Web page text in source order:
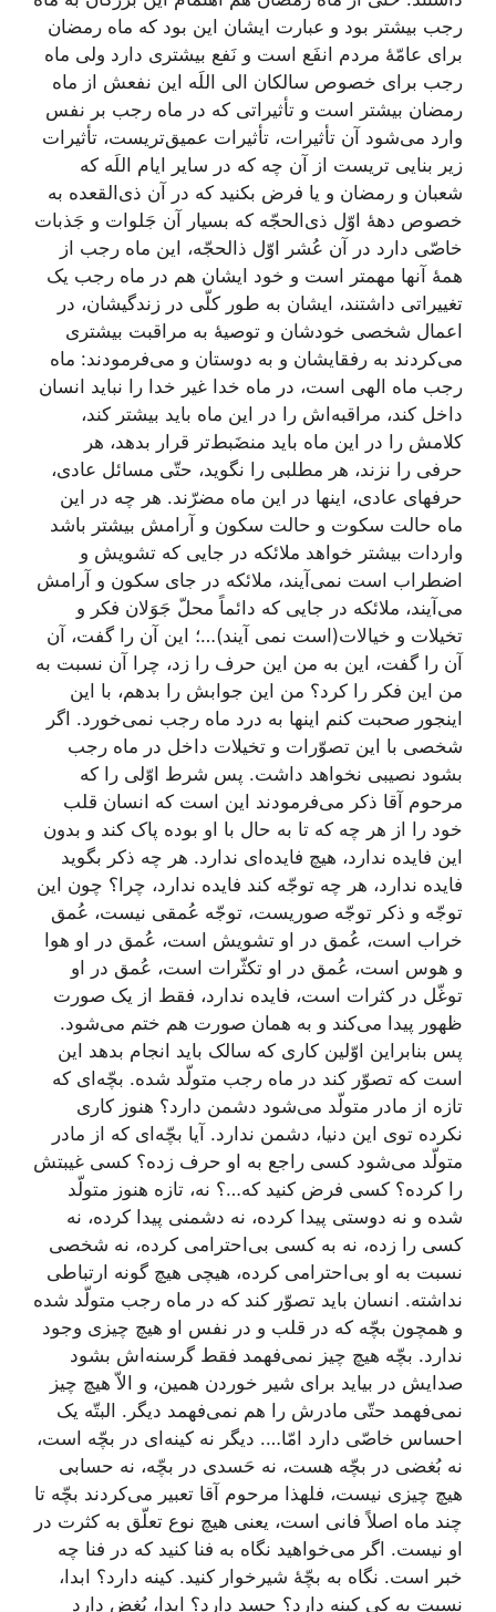
رجب بیشتر بود و عبارت ایشان این بود که ماه رمضان
برای عامّۀ مردم انفَع است و نَفع بیشتری دارد ولی ماه
رجب برای خصوص سالکان الی اللَه این نفعش از ماه
رمضان بیشتر است و تأثیراتی که در ماه رجب بر نفس
وارد می‌شود آن تأثیرات، تأثیرات عمیق‌تریست، تأثیرات
زیر بنایی تریست از آن چه که در سایر ایام اللَه که
شعبان و رمضان و یا فرض بکنید که در آن ذی‌القعده به
خصوص دهۀ اوّل ذی‌الحجّه که بسیار آن جَلوات و جَذبات
خاصّی دارد در آن عُشر اوّل ذالحجّه، این ماه رجب از
همۀ آنها مهمتر است و خود ایشان هم در ماه رجب یک
تغییراتی داشتند، ایشان به طور کلّی در زندگیشان، در
اعمال شخصی خودشان و توصیۀ به مراقبت بیشتری
می‌کردند به رفقایشان و به دوستان و می‌فرمودند: ماه
رجب ماه الهی است، در ماه خدا غیر خدا را نباید انسان
داخل کند، مراقبه‌اش را در این ماه باید بیشتر کند،
کلامش را در این ماه باید منضَبط‌تر قرار بدهد، هر
حرفی را نزند، هر مطلبی را نگوید، حتّی مسائل عادی،
حرفهای عادی، اینها در این ماه مضرّند. هر چه در این
ماه حالت سکوت و حالت سکون و آرامش بیشتر باشد
واردات بیشتر خواهد ملائکه در جایی که تشویش و
اضطراب است نمی‌آیند، ملائکه در جای سکون و آرامش
می‌آیند، ملائکه در جایی که دائماً محلّ جَوَلان فکر و
تخیلات و خیالات(است نمی آیند)…؛ این آن را گفت، آن
آن را گفت، این به من این حرف را زد، چرا آن نسبت به
من این فکر را کرد؟ من این جوابش را بدهم، با این
اینجور صحبت کنم اینها به درد ماه رجب نمی‌خورد. اگر
شخصی با این تصوّرات و تخیلات داخل در ماه رجب
بشود نصیبی نخواهد داشت. پس شرط اوّلی را که
مرحوم آقا ذکر می‌فرمودند این است که انسان قلب
خود را از هر چه که تا به حال با او بوده پاک کند و بدون
این فایده ندارد، هیچ فایده‌ای ندارد. هر چه ذکر بگوید
فایده ندارد، هر چه توجّه کند فایده ندارد، چرا؟ چون این
توجّه و ذکر توجّه صوریست، توجّه عُمقی نیست،‌ عُمق
خراب است، عُمق در او تشویش است، عُمق در او هوا
و هوس است، عُمق در او تکثّرات است، عُمق در او
توغّل در کثرات است، فایده ندارد، فقط از یک صورت
ظهور پیدا می‌کند و به همان صورت هم ختم می‌شود.
پس بنابراین اوّلین کاری که سالک باید انجام بدهد این
است که تصوّر کند در ماه رجب متولّد شده. بچّه‌ای که
تازه از مادر متولّد می‌شود دشمن دارد؟ هنوز کاری
نکرده توی این دنیا، دشمن ندارد. آیا بچّه‌ای که از مادر
متولّد می‌شود کسی راجع به او حرف زده؟ کسی غیبتش
را کرده؟ کسی فرض کنید که…؟ نه، تازه هنوز متولّد
شده و نه دوستی پیدا کرده، نه دشمنی پیدا کرده،‌ نه
کسی را زده، نه به کسی بی‌احترامی کرده، نه شخصی
نسبت به او بی‌احترامی کرده، هیچی هیچ گونه ارتباطی
نداشته. انسان باید تصوّر کند که در ماه رجب متولّد شده
و همچون بچّه که در قلب و در نفس او هیچ چیزی وجود
ندارد. بچّه هیچ چیز نمی‌فهمد فقط گرسنه‌اش بشود
صدایش در بیاید برای شیر خوردن همین، و الاّ هیچ چیز
نمی‌فهمد حتّی مادرش را هم نمی‌فهمد دیگر. البتّه یک
احساس خاصّی دارد امّا…. دیگر نه کینه‌ای در بچّه است،
نه بُغضی در بچّه هست، نه حَسدی در بچّه، نه حسابی
هیچ چیزی نیست، فلهذا مرحوم آقا تعبیر می‌کردند بچّه تا
چند ماه اصلاً فانی است، یعنی هیچ نوع تعلّق به کثرت در
او نیست. اگر می‌خواهید نگاه به فنا کنید که در فنا چه
خبر است. نگاه به بچّۀ شیرخوار کنید. کینه دارد؟ ابدا،
نسبت به کی کینه دارد؟ حسد دارد؟ ابدا، بُغض دارد